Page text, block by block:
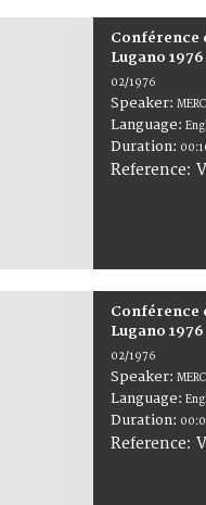
Conférence
Lugano
02/1976
Speaker:
Language:
Duration:
Reference:
Conférence
Lugano
02/1976
Speaker:
Language:
Duration:
Reference: